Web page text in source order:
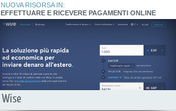
Wise
NUOVA RISORSA IN:
EFFETTUARE E RICEVERE PAGAMENTI ONLINE